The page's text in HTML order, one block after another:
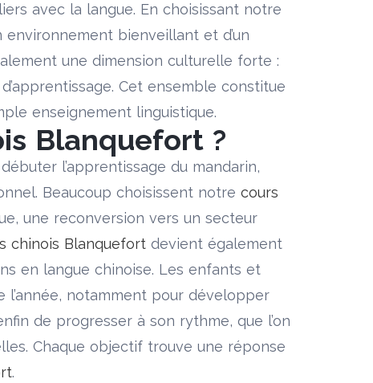
avec la langue. En choisissant notre
environnement bienveillant et d’un
une dimension culturelle forte :
Cet ensemble constitue
enseignement linguistique.
Blanquefort ?
l’apprentissage du mandarin,
Beaucoup choisissent notre cours
une reconversion vers un secteur
chinois Blanquefortdevient également
en langue chinoise. Les enfants et
l’année, notamment pour développer
de progresser à son rythme, que l’on
Chaque objectif trouve une réponse
.